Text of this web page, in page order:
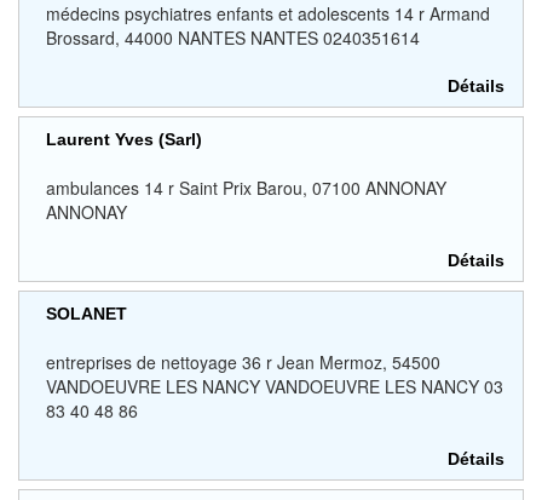
médecins psychiatres enfants et adolescents 14 r Armand
Brossard, 44000 NANTES NANTES 0240351614
Détails
Laurent Yves (Sarl)
ambulances 14 r Saint Prix Barou, 07100 ANNONAY
ANNONAY
Détails
SOLANET
entreprises de nettoyage 36 r Jean Mermoz, 54500
VANDOEUVRE LES NANCY VANDOEUVRE LES NANCY 03
83 40 48 86
Détails